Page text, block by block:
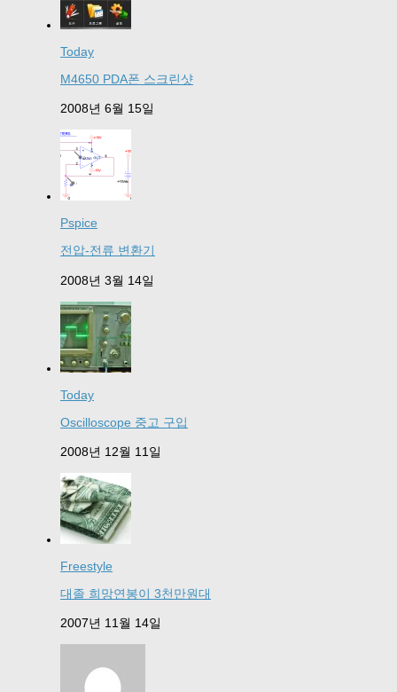
Today
M4650 PDA폰 스크린샷
2008년 6월 15일
Pspice
전압-전류 변환기
2008년 3월 14일
Today
Oscilloscope 중고 구입
2008년 12월 11일
Freestyle
대졸 희망연봉이 3천만원대
2007년 11월 14일